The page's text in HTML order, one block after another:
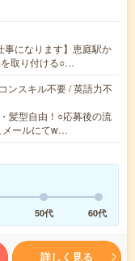
事になります】恵庭駅か
を取り付ける○…
ンスキル不要 / 英語力不
髪型自由！○応募後の流
メールにてw…
50代 60代
詳しく見る